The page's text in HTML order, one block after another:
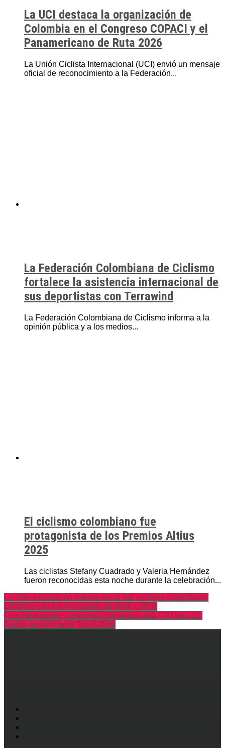
La UCI destaca la organización de
Colombia en el Congreso COPACI y el
Panamericano de Ruta 2026
La Unión Ciclista Internacional (UCI) envió un mensaje
oficial de reconocimiento a la Federación...
La Federación Colombiana de Ciclismo
fortalece la asistencia internacional de
sus deportistas con Terrawind
La Federación Colombiana de Ciclismo informa a la
opinión pública y a los medios...
El ciclismo colombiano fue
protagonista de los Premios Altius
2025
Las ciclistas Stefany Cuadrado y Valeria Hernández
fueron reconocidas esta noche durante la celebración...
La gran expedición internacional del ciclismo colombiano
continúa con los mundiales de BMX y MTB
Lina Hernández, campeona panamericana CRI Sub-23.
Sérika terminó en el Top-5 Élite